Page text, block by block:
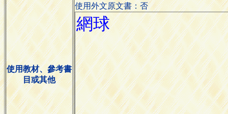
使用教材、參考書
目或其他
使用外文原文書：否